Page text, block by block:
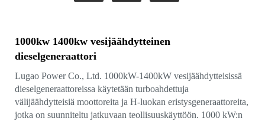
1000kw 1400kw vesijäähdytteinen
dieselgeneraattori
Lugao Power Co., Ltd. 1000kW-1400kW vesijäähdytteisissä
dieselgeneraattoreissa käytetään turboahdettuja
välijäähdytteisiä moottoreita ja H-luokan eristysgeneraattoreita,
jotka on suunniteltu jatkuvaan teollisuuskäyttöön. 1000 kW:n